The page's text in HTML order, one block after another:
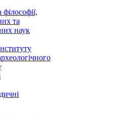
та
наук